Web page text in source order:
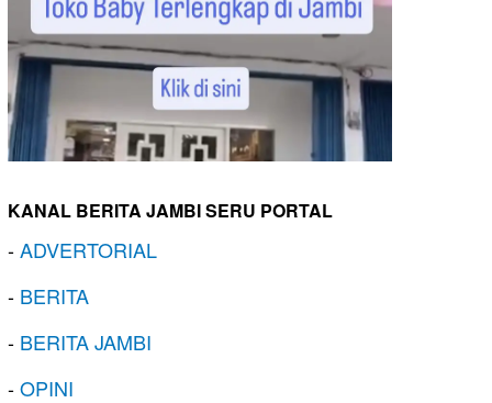
KANAL BERITA JAMBI SERU PORTAL
-ADVERTORIAL
- BERITA
- BERITA JAMBI
-OPINI